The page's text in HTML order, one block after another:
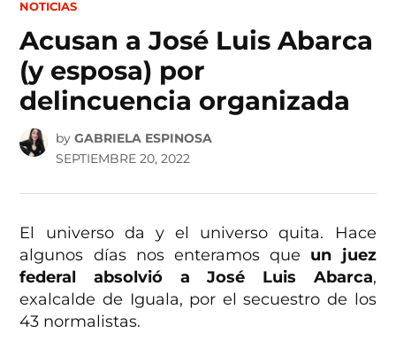
POSTED
NOTICIAS
Acusan a José Luis Abarca
(y esposa) por
delincuencia organizada
by GABRIELA ESPINOSA
SEPTIEMBRE 20, 2022
El universo da y el universo quita. Hace
algunos días nos enteramos que un juez
federal absolvió a José Luis Abarca,
exalcalde de Iguala, por el secuestro de los
43 normalistas.